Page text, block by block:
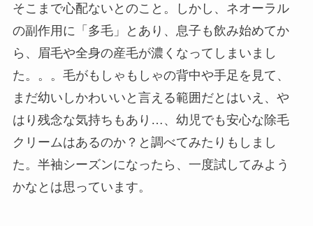
そこまで心配ないとのこと。しかし、ネオーラル
の副作用に「多毛」とあり、息子も飲み始めてか
ら、眉毛や全身の産毛が濃くなってしまいまし
た。。。毛がもしゃもしゃの背中や手足を見て、
まだ幼いしかわいいと言える範囲だとはいえ、や
はり残念な気持ちもあり…、幼児でも安心な除毛
クリームはあるのか？と調べてみたりもしまし
た。半袖シーズンになったら、一度試してみよう
かなとは思っています。